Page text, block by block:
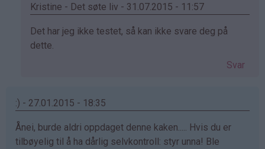
Kristine - Det søte liv - 31.07.2015 - 11:57
Som
svar
(ikke
Det har jeg ikke testet, så kan ikke svare deg på
dette.
Svar
:) - 27.01.2015 - 18:35
Ånei, burde aldri oppdaget denne kaken..... Hvis du er
tilbøyelig til å ha dårlig selvkontroll: styr unna! Ble